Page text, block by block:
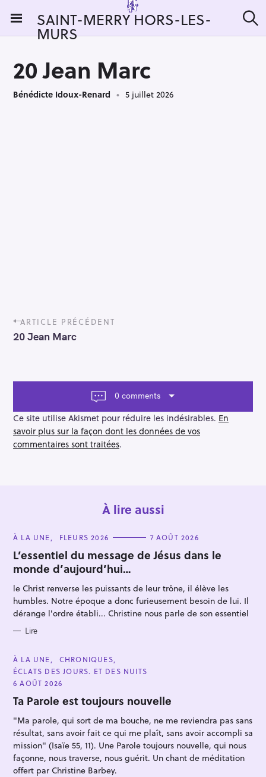
i
SAINT-MERRY HORS-LES-
MURS e
20 Jean Marc
Bénédicte Idoux-Renard 5 juillet 2026
P
o
s
a
g
a
t
i
ARTICLE PRÉCÉDENT
20 Jean Marc
0 comments
Ce site utilise Akismet pour réduire les indésirables. En
savoir plus sur la façon dont les données de vos
commentaires sont traitées.
À lire aussi
C
T
E
G
O
R
I
E
S
À LA UNE FLEURS 2026 7 AOÛT 2026
L’essentiel du message de Jésus dans le
monde d’aujourd’hui…
le Christ renverse les puissants de leur trône, il élève les
humbles. Notre époque a donc furieusement besoin de lui. Il
dérange l'ordre établi... Christine nous parle de son essentiel
Lire
C
A
T
E
G
O
R
E
À LA UNE
CHRONIQUES
ÉCLATS DES JOURS. ET DES NUITS
6 AOÛT 2026
Ta Parole est toujours nouvelle
"Ma parole, qui sort de ma bouche, ne me reviendra pas sans
résultat, sans avoir fait ce qui me plaît, sans avoir accompli sa
mission" (Isaïe 55, 11). Une Parole toujours nouvelle, qui nous
façonne, nous traverse, nous guérit. Un chant de méditation
offert par Christine Barbey.
R
c
h
e
r
c
h
e
r